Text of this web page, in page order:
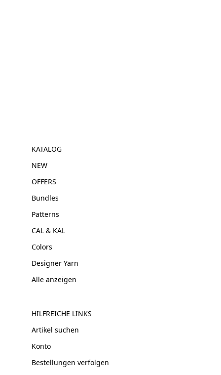
KATALOG
NEW
OFFERS
Bundles
Patterns
CAL & KAL
Colors
Designer Yarn
Alle anzeigen
HILFREICHE LINKS
Artikel suchen
Konto
Bestellungen verfolgen